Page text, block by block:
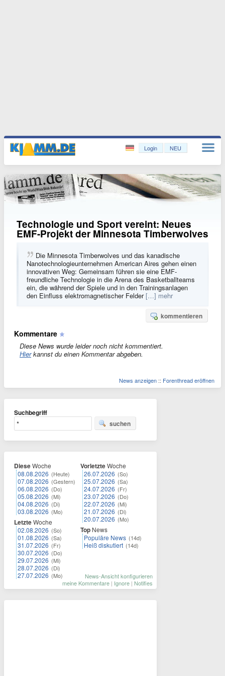
Login NEU
Technologie und Sport vereint: Neues
EMF-Projekt der Minnesota Timberwolves
Die Minnesota Timberwolves und das kanadische
Nanotechnologieunternehmen American Aires gehen einen
innovativen Weg: Gemeinsam führen sie eine EMF-
freundliche Technologie in die Arena des Basketballteams
ein, die während der Spiele und in den Trainingsanlagen
den Einfluss elektromagnetischer Felder […] mehr
kommentieren
Kommentare
Diese News wurde leider noch nicht kommentiert.
Hierkannst du einen Kommentar abgeben.
News anzeigen :: Forenthread eröffnen
Suchbegriff
suchen
DieseWoche
08.08.2026 (Heute)
07.08.2026 (Gestern)
06.08.2026 (Do)
05.08.2026 (Mi)
04.08.2026 (Di)
03.08.2026 (Mo)
LetzteWoche
02.08.2026 (So)
01.08.2026 (Sa)
31.07.2026 (Fr)
30.07.2026 (Do)
29.07.2026 (Mi)
28.07.2026 (Di)
27.07.2026 (Mo)
VorletzteWoche
26.07.2026 (So)
25.07.2026 (Sa)
24.07.2026 (Fr)
23.07.2026 (Do)
22.07.2026 (Mi)
21.07.2026 (Di)
20.07.2026 (Mo)
Top News
Populäre News (14d)
Heiß diskutiert (14d)
News-Ansicht konfigurieren
meine Kommentare | Ignore | Notifies